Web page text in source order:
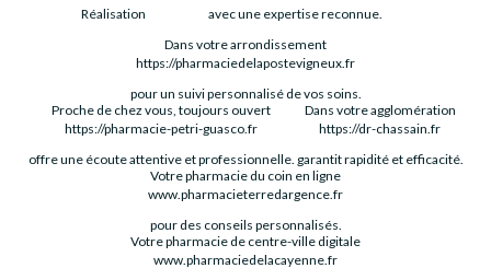
Réalisation
avec une expertise reconnue.
Dans votre arrondissement
https://pharmaciedelapostevigneux.fr
pour un suivi personnalisé de vos soins.
Proche de chez vous, toujours ouvert
https://pharmacie-petri-guasco.fr
offre une écoute attentive et professionnelle.
Dans votre agglomération
https://dr-chassain.fr
garantit rapidité et efficacité.
Votre pharmacie du coin en ligne
www.pharmacieterredargence.fr
pour des conseils personnalisés.
Votre pharmacie de centre-ville digitale
www.pharmaciedelacayenne.fr